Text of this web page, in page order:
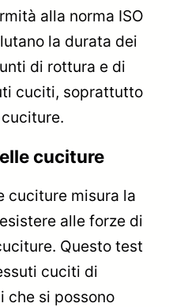
alla norma ISO
la durata dei
di rottura e di
cuciti, soprattutto
cuciture
cuciture misura la
alle forze di
Questo test
cuciti di
che si possono